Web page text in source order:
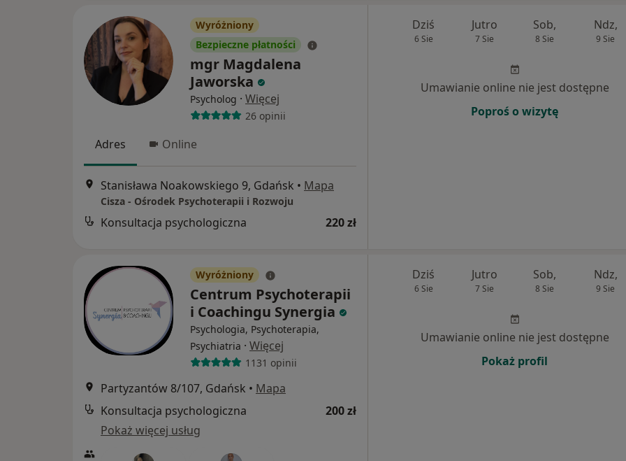
Wyróżniony
Bezpieczne płatności
mgr Magdalena
Jaworska
Psycholog · Więcej
26 opinii
Adres Online
Stanisława Noakowskiego 9, Gdańsk • Mapa
Cisza - Ośrodek Psychoterapii i Rozwoju
Konsultacja psychologiczna 220 zł
Dziś
6 Sie
Jutro
7 Sie
Sob,
8 Sie
Ndz,
9 Sie
Umawianie online nie jest dostępne
Poproś o wizytę
Wyróżniony
Centrum Psychoterapii
i Coachingu Synergia
Psychologia, Psychoterapia,
Psychiatria · Więcej
1131 opinii
Partyzantów 8/107, Gdańsk • Mapa
Konsultacja psychologiczna
200 zł
Pokaż więcej usług
Dziś
6 Sie
Jutro
7 Sie
Sob,
8 Sie
Ndz,
9 Sie
Umawianie online nie jest dostępne
Pokaż profil